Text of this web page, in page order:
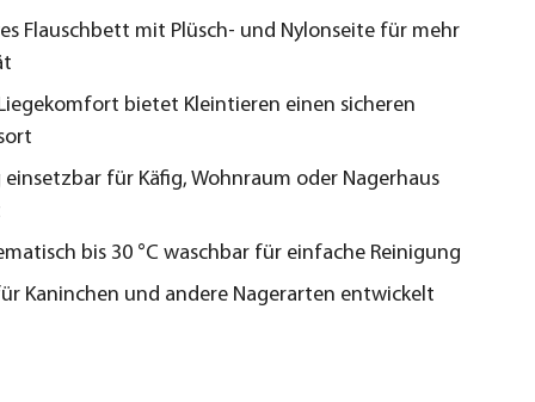
Flauschbett mit Plüsch- und Nylonseite für mehr
bietet Kleintieren einen sicheren
einsetzbar für Käfig, Wohnraum oder Nagerhaus
bis 30 °C waschbar für einfache Reinigung
Kaninchen und andere Nagerarten entwickelt